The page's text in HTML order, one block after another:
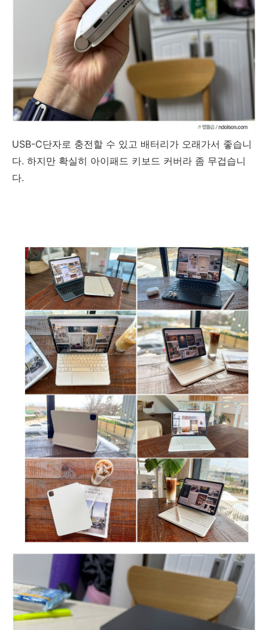
USB-C단자로 충전할 수 있고 배터리가 오래가서 좋습니
다. 하지만 확실히 아이패드 키보드 커버라 좀 무겁습니
다.